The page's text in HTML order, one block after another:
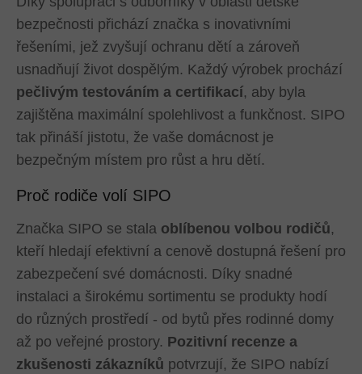
bezpečnosti přichází značka s inovativními
řešeními, jež zvyšují ochranu dětí a zároveň
usnadňují život dospělým. Každý výrobek prochází
pečlivým testováním a certifikací, aby byla
zajištěna maximální spolehlivost a funkčnost. SIPO
tak přináší jistotu, že vaše domácnost je
bezpečným místem pro růst a hru dětí.
Proč rodiče volí SIPO
Značka SIPO se stala oblíbenou volbou rodičů,
kteří hledají efektivní a cenově dostupná řešení pro
zabezpečení své domácnosti. Díky snadné
instalaci a širokému sortimentu se produkty hodí
do různých prostředí - od bytů přes rodinné domy
až po veřejné prostory. Pozitivní recenze a
zkušenosti zákazníků potvrzují, že SIPO nabízí